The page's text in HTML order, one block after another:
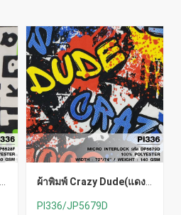
ผ้าพิมพ์ Crazy Dude(แดง
PI336/JP5679D